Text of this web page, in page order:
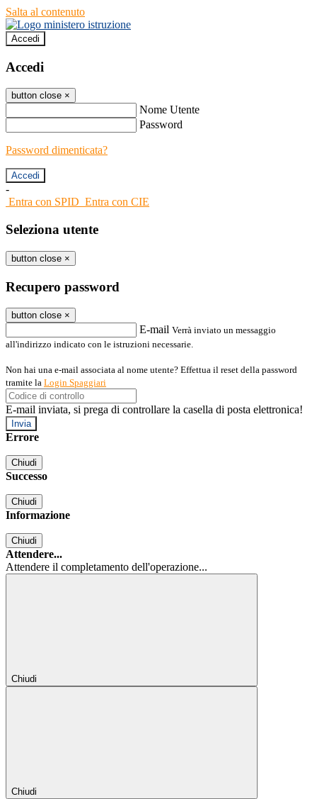
Salta al contenuto
Accedi
Accedi
button close ×
Nome Utente
Password
Password dimenticata?
-
Entra con SPID Entra con CIE
Seleziona utente
button close ×
Recupero password
button close ×
E-mail Verrà inviato un messaggio
all'indirizzo indicato con le istruzioni necessarie.
Non hai una e-mail associata al nome utente? Effettua il reset della password
tramite la Login Spaggiari
E-mail inviata, si prega di controllare la casella di posta elettronica!
Errore
Chiudi
Successo
Chiudi
Informazione
Chiudi
Attendere...
Attendere il completamento dell'operazione...
Chiudi
Chiudi